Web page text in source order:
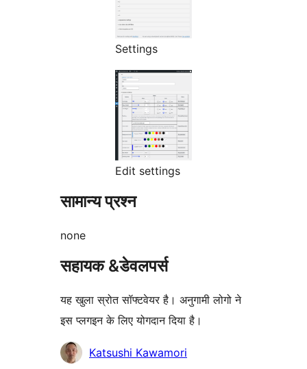
Settings
Edit settings
सामान्य प्रश्न
none
सहायक &डेवलपर्स
यह खुला स्रोत सॉफ्टवेयर है। अनुगामी लोगो ने
इस प्लगइन के लिए योगदान दिया है।
योगदानकर्ताKatsushi Kawamori